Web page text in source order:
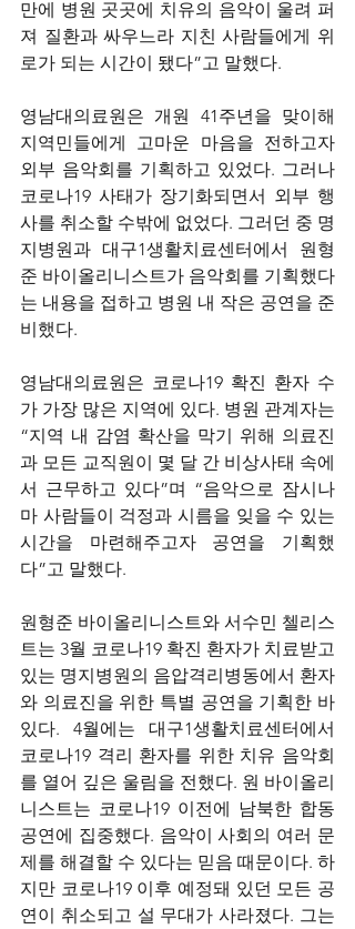
만에 병원 곳곳에 치유의 음악이 울려 퍼
져 질환과 싸우느라 지친 사람들에게 위
로가 되는 시간이 됐다”고 말했다.
영남대의료원은 개원 41주년을 맞이해
지역민들에게 고마운 마음을 전하고자
외부 음악회를 기획하고 있었다. 그러나
코로나19 사태가 장기화되면서 외부 행
사를 취소할 수밖에 없었다. 그러던 중 명
지병원과 대구1생활치료센터에서 원형
준 바이올리니스트가 음악회를 기획했다
는 내용을 접하고 병원 내 작은 공연을 준
비했다.
영남대의료원은 코로나19 확진 환자 수
가 가장 많은 지역에 있다. 병원 관계자는
“지역 내 감염 확산을 막기 위해 의료진
과 모든 교직원이 몇 달 간 비상사태 속에
서 근무하고 있다”며 “음악으로 잠시나
마 사람들이 걱정과 시름을 잊을 수 있는
시간을 마련해주고자 공연을 기획했
다”고 말했다.
원형준 바이올리니스트와 서수민 첼리스
트는 3월 코로나19 확진 환자가 치료받고
있는 명지병원의 음압격리병동에서 환자
와 의료진을 위한 특별 공연을 기획한 바
있다. 4월에는 대구1생활치료센터에서
코로나19 격리 환자를 위한 치유 음악회
를 열어 깊은 울림을 전했다. 원 바이올리
니스트는 코로나19 이전에 남북한 합동
공연에 집중했다. 음악이 사회의 여러 문
제를 해결할 수 있다는 믿음 때문이다. 하
지만 코로나19 이후 예정돼 있던 모든 공
연이 취소되고 설 무대가 사라졌다. 그는